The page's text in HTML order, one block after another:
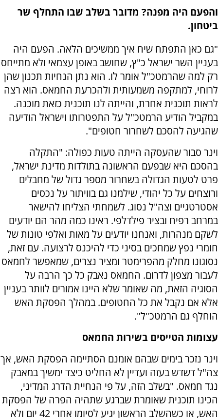
והפעם היה מפנה? מדובר בשלב שבו התחלף שר
ביטחון.
"גם כאן התפתח שיח איך ממשיכים הלאה. הפעם היה
בעניין השר ישראל כ"ץ, שחושב באופן עצמאי ולא מתייחס
רק למה שהרמטכ"ל אומר לו. הוא נתן הנחיות תכנון שהן
לרוחי, למתקפה משמעותית ולהכרעת החמאס. הוא רצה
לראות תוכנית אחרת, והייתה לנו תוכנית כזאת מוכנה.
במקביל הודיע הרמטכ"ל על התפטרותו וישראל הודיעה
שהגיעה להסכם לשחרור חטופים".
וינר סבור שהעסקה הייתה טעות כפולה: "התקלה
בהסכם היא שבפעם הראשונה בתולדות מדינת ישראל,
פרט לטעות הגדולה בשחרור מספר גדול של מחבלים
ורוצחים על כל יהודי, שילמנו גם בוויתור על נכסים
אסטרטגיים וצה"ל נסוג. לשמחתי הצליחו להישאר
במרחב רפיח ובציר פילדלפי. ראינו כמה מהר הם יודעים
לשקם מנהרות, ואנחנו יודעים על מאות ואלפי טונות של
חומרי נפץ שמחכים בסיני כדי להיכנס לרצועה. עם זאת,
נסוגונו מחלק מהפרימטר ומציר נצרים, שמאפשר לחמאס
לעבור מצפון לדרום. החמאס נאבק כל כך הרבה על
הסוגיה הזאת, מה שאומר שלא היינו אמורים לוותר בעניין
אלא אם נקבל את כל החטופים. במהלך הפסקת האש
הוחלף גם הרמטכ"ל".
עצומות הטייסים בשירות החמאס
וינר נזכר בימים שבהם אומנם הסתיימה הפסקת האש, אך
צה"ל דשדש בעזה ועדיין לא החליט כיצד ימשיך במאבק
נגד חמאס. "בשלב הזה, על פי הנחיית הדרג המדיני,
הכינו תוכנית שאומרת שברגע שתהיה הפרה של הפסקת
האש, או כשהשלב הראשון יגיע לסיומו אחרי 42 יום ולא